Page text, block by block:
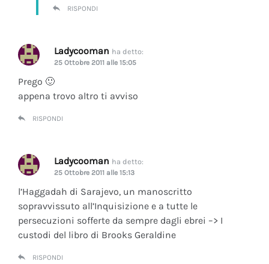
RISPONDI
Ladycooman ha detto:
25 Ottobre 2011 alle 15:05
Prego 🙂
appena trovo altro ti avviso
RISPONDI
Ladycooman ha detto:
25 Ottobre 2011 alle 15:13
l’Haggadah di Sarajevo, un manoscritto
sopravvissuto all’Inquisizione e a tutte le
persecuzioni sofferte da sempre dagli ebrei –> I
custodi del libro di Brooks Geraldine
RISPONDI